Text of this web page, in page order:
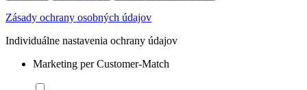
Zásady ochrany osobných údajov
Individuálne nastavenia ochrany údajov
Marketing per Customer-Match